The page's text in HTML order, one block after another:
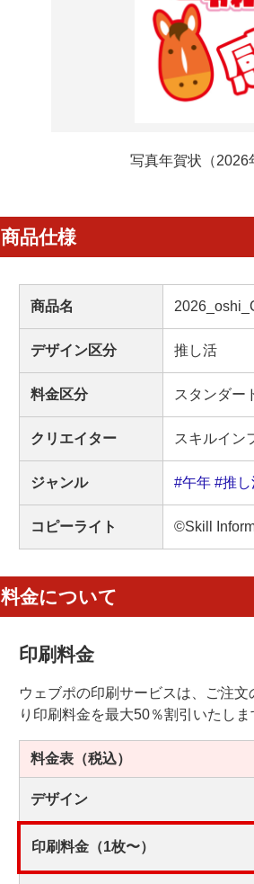
写真年賀状（
商品仕様
商品名
デザイン区分 推し活
料金区分 スタンダー
クリエイター スキルイン
ジャンル #午年 #推し
コピーライト ©Skill
料金について
印刷料金
ウェブポの印刷サービスは、ご注
り印刷料金を最大50％割引いたしま
料金表 （税込）
デザイン
印刷料金（1枚〜）